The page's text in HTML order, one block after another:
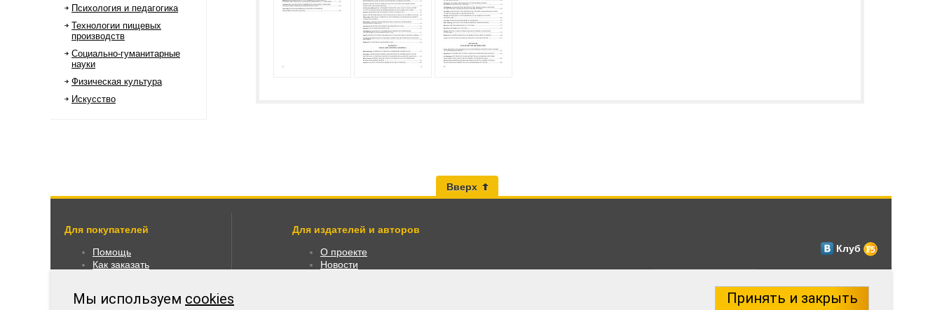
Психология и педагогика
Технологии пищевых
производств
Социально-гуманитарные
науки
Физическая культура
Искусство
Вверх
Для покупателей
Помощь
Как заказать
Оплата
Для издателей и авторов
О проекте
Новости
Клуб
Мы используем cookies Принять и закрыть